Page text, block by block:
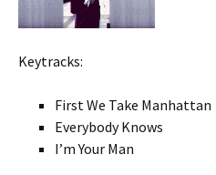
Keytracks:
First We Take Manhattan
Everybody Knows
I’m Your Man